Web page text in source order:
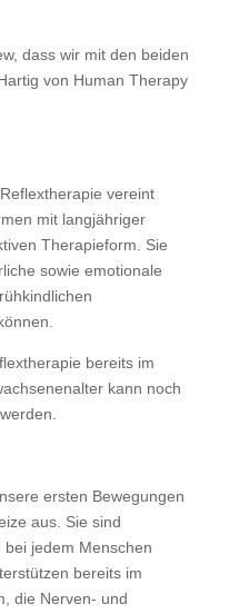
dass wir mit den beiden
von Human Therapy
vereint
mit langjähriger
Therapieform. Sie
sowie emotionale
bereits im
kann noch
ersten Bewegungen
aus. Sie sind
jedem Menschen
bereits im
die Nerven- und